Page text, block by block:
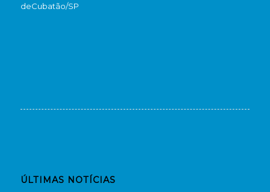
deCubatão/SP
ÚLTIMAS NOTÍCIAS